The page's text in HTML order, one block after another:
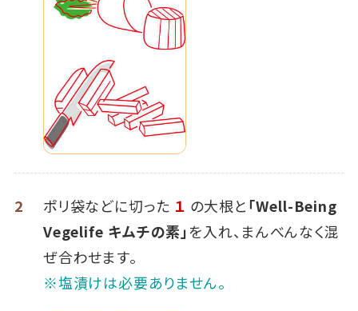
2 ポリ袋などに切った １ の大根と「Well-Being
Vegelife キムチの素」を入れ、まんべんなく混
ぜ合わせます。
※塩漬けは必要ありません。